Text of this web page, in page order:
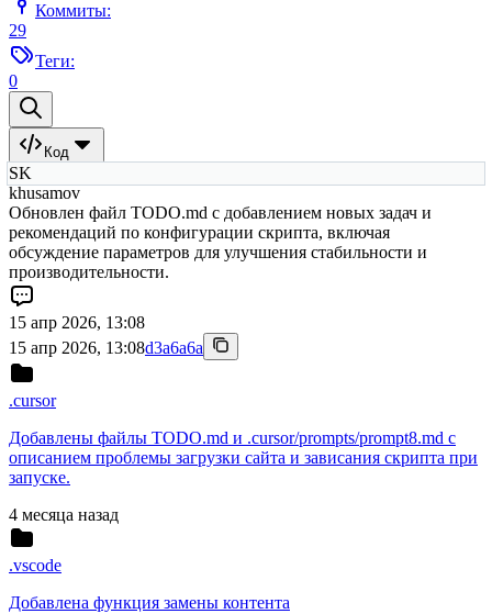
Коммиты:
29
Теги:
0
Код
SK
khusamov
Обновлен файл TODO.md с добавлением новых задач и
рекомендаций по конфигурации скрипта, включая
обсуждение параметров для улучшения стабильности и
производительности.
15 апр 2026, 13:08
15 апр 2026, 13:08d3a6a6a
.cursor
Добавлены файлы TODO.md и .cursor/prompts/prompt8.md с
описанием проблемы загрузки сайта и зависания скрипта при
запуске.
4 месяца назад
.vscode
Добавлена функция замены контента